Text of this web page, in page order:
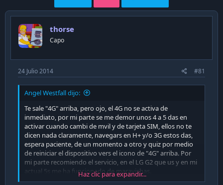
ó
e
l
t
e
m
a
a
d
p
u
l
c
a
c
i
ó
n
thorse
Capo
24 Julio 2014 #81
Angel Westfall dijo:
Te sale "4G" arriba, pero ojo, el 4G no se activa de
inmediato, por mi parte se me demor unos 4 a 5 das en
activar cuando cambi de mvil y de tarjeta SIM, ellos no te
dicen nada claramente, navegars en H+ y/o 3G estos das,
espera paciente, de un momento a otro y quiz por medio
de reiniciar el dispositivo vers el icono de "4G" arriba. Por
mi parte recomiendo el servicio, en el LG G2 que us y en mi
actual 5s me ha funcionado de maravishas.
Saludos.
Haz clic para expandir...